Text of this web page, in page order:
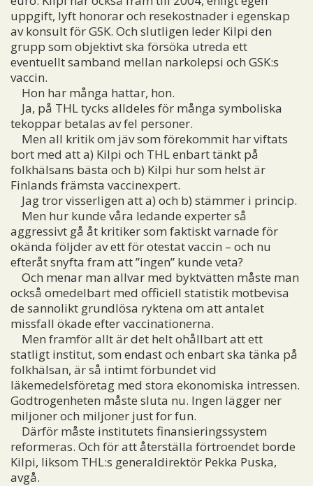
uppgift, lyft honorar och resekostnader i egenskap
av konsult för GSK. Och slutligen leder Kilpi den
grupp som objektivt ska försöka utreda ett
eventuellt samband mellan narkolepsi och GSK:s
vaccin.
Hon har många hattar, hon.
Ja, på THL tycks alldeles för många symboliska
tekoppar betalas av fel personer.
Men all kritik om jäv som förekommit har viftats
bort med att a) Kilpi och THL enbart tänkt på
folkhälsans bästa och b) Kilpi hur som helst är
Finlands främsta vaccinexpert.
Jag tror visserligen att a) och b) stämmer i princip.
Men hur kunde våra ledande experter så
aggressivt gå åt kritiker som faktiskt varnade för
okända följder av ett för otestat vaccin – och nu
efteråt snyfta fram att ”ingen” kunde veta?
Och menar man allvar med byktvätten måste man
också omedelbart med officiell statistik motbevisa
de sannolikt grundlösa ryktena om att antalet
missfall ökade efter vaccinationerna.
Men framför allt är det helt ohållbart att ett
statligt institut, som endast och enbart ska tänka på
folkhälsan, är så intimt förbundet vid
läkemedelsföretag med stora ekonomiska intressen.
Godtrogenheten måste sluta nu. Ingen lägger ner
miljoner och miljoner just for fun.
Därför måste institutets finansieringssystem
reformeras. Och för att återställa förtroendet borde
Kilpi, liksom THL:s generaldirektör Pekka Puska,
avgå.